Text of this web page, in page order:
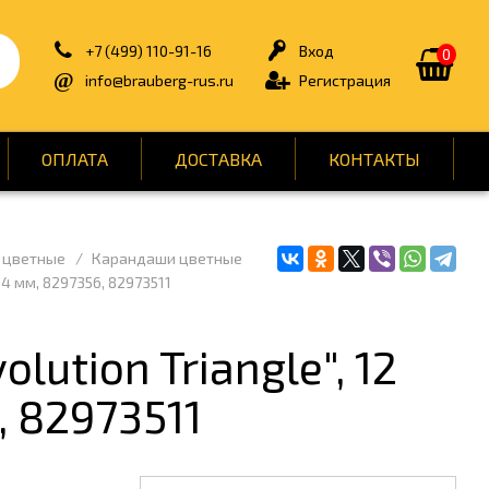
0
Вход
Регистрация
+7 (499) 110-91-16
info@brauberg-rus.ru
ОПЛАТА ДОСТАВКА КОНТАКТЫ
БЫТОВАЯ ТЕХНИКА
КАНЦТОВАРЫ
ОФИС
СПОРТ И ОТДЫХ
УПАКОВКА
Карандаши цветные
мм, 8297356, 82973511
Triangle", 12